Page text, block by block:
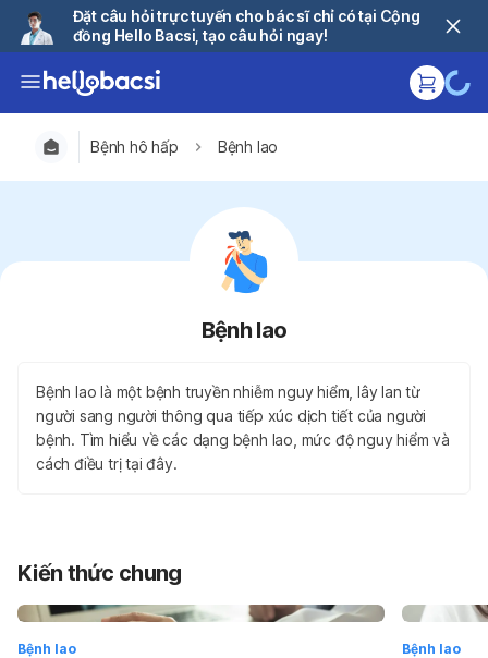
Đặt câu hỏi trực tuyến cho bác sĩ chỉ có tại Cộng
đồng Hello Bacsi, tạo câu hỏi ngay!
Bệnh hô hấp Bệnh lao
Bệnh lao
Bệnh lao là một bệnh truyền nhiễm nguy hiểm, lây lan từ
người sang người thông qua tiếp xúc dịch tiết của người
bệnh. Tìm hiểu về các dạng bệnh lao, mức độ nguy hiểm và
cách điều trị tại đây.
Kiến thức chung
Bệnh lao Bệnh lao